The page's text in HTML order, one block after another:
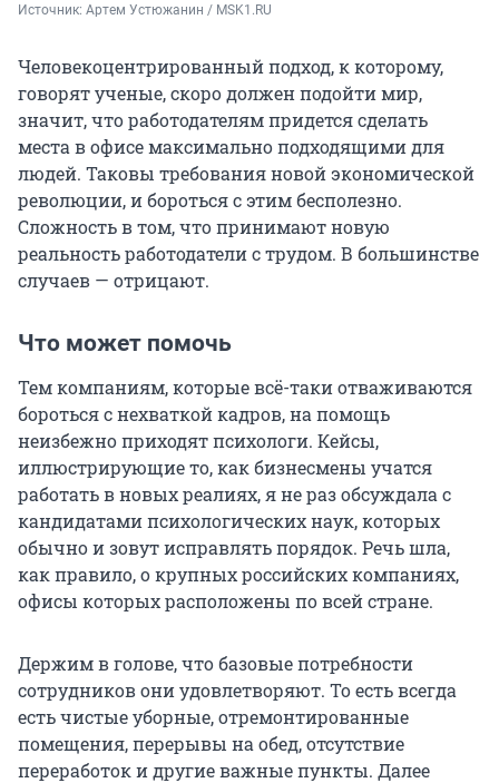
Источник: Артем Устюжанин / MSK1.RU
Человекоцентрированный подход, к которому,
говорят ученые, скоро должен подойти мир,
значит, что работодателям придется сделать
места в офисе максимально подходящими для
людей. Таковы требования новой экономической
революции, и бороться с этим бесполезно.
Сложность в том, что принимают новую
реальность работодатели с трудом. В большинстве
случаев — отрицают.
Что может помочь
Тем компаниям, которые всё-таки отваживаются
бороться с нехваткой кадров, на помощь
неизбежно приходят психологи. Кейсы,
иллюстрирующие то, как бизнесмены учатся
работать в новых реалиях, я не раз обсуждала с
кандидатами психологических наук, которых
обычно и зовут исправлять порядок. Речь шла,
как правило, о крупных российских компаниях,
офисы которых расположены по всей стране.
Держим в голове, что базовые потребности
сотрудников они удовлетворяют. То есть всегда
есть чистые уборные, отремонтированные
помещения, перерывы на обед, отсутствие
переработок и другие важные пункты. Далее